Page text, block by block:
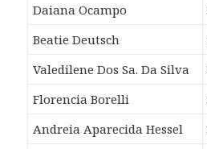
Daiana Ocampo
Beatie Deutsch
Valedilene Dos Sa. Da Silva
Florencia Borelli
Andreia Aparecida Hessel